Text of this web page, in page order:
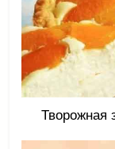
Творожная